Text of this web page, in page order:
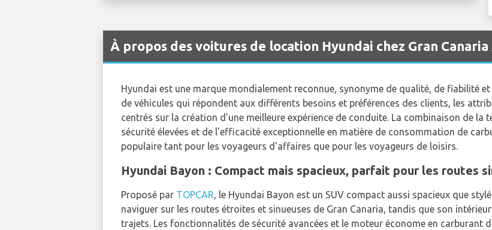
À propos des voitures de location Hyundai chez Gran
Hyundai est une marque mondialement reconnue, synonyme de qualité, de fiabilité
de véhicules qui répondent aux différents besoins et préférences des clients, les
centrés sur la création d'une meilleure expérience de conduite. La combinaison de la
sécurité élevées et de l'efficacité exceptionnelle en matière de consommation de
populaire tant pour les voyageurs d'affaires que pour les voyageurs de loisirs.
Hyundai Bayon : Compact mais spacieux, parfait pour les routes
Proposé par TOPCAR, le Hyundai Bayon est un SUV compact aussi spacieux que
naviguer sur les routes étroites et sinueuses de Gran Canaria, tandis que son
trajets. Les fonctionnalités de sécurité avancées et le moteur économe en carburant